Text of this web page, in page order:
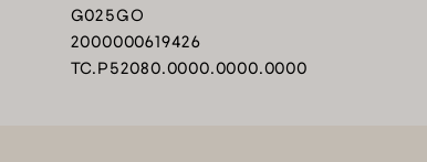
G025GO
2000000619426
TC.P52080.0000.0000.0000